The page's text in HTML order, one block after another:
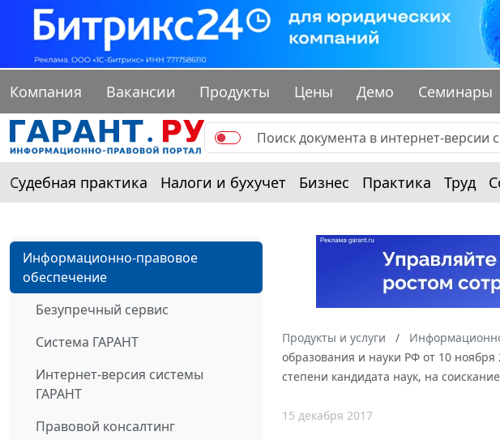
Компания Вакансии Продукты Цены Демо Семинары
Судебная практика Налоги и бухучет Бизнес Практика Труд
Информационно-правовое
обеспечение
Безупречный сервис
Система ГАРАНТ
Интернет-версия системы
ГАРАНТ
Правовой консалтинг
Продукты и услуги
образования и науки РФ от 10
степени кандидата наук, на
15 декабря 2017